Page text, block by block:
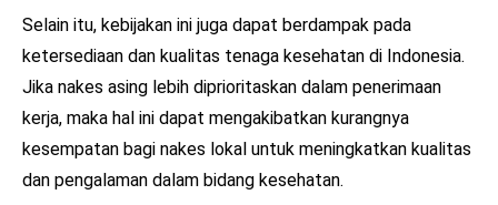
Selain itu, kebijakan ini juga dapat berdampak pada
ketersediaan dan kualitas tenaga kesehatan di Indonesia.
Jika nakes asing lebih diprioritaskan dalam penerimaan
kerja, maka hal ini dapat mengakibatkan kurangnya
kesempatan bagi nakes lokal untuk meningkatkan kualitas
dan pengalaman dalam bidang kesehatan.